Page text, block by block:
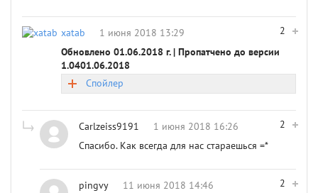
2
xatab
1 июня 2018 13:29
Обновлено 01.06.2018 г. | Пропатчено до версии
1.0401.06.2018
Спойлер
2
Carlzeiss9191
1 июня 2018 16:26
Спасибо. Как всегда для нас стараешься =*
2
pingvy
11 июня 2018 14:46